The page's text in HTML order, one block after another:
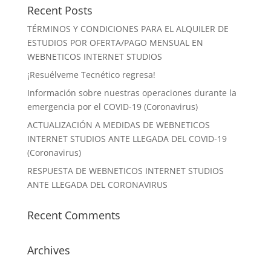
Recent Posts
TÉRMINOS Y CONDICIONES PARA EL ALQUILER DE
ESTUDIOS POR OFERTA/PAGO MENSUAL EN
WEBNETICOS INTERNET STUDIOS
¡Resuélveme Tecnético regresa!
Información sobre nuestras operaciones durante la
emergencia por el COVID-19 (Coronavirus)
ACTUALIZACIÓN A MEDIDAS DE WEBNETICOS
INTERNET STUDIOS ANTE LLEGADA DEL COVID-19
(Coronavirus)
RESPUESTA DE WEBNETICOS INTERNET STUDIOS
ANTE LLEGADA DEL CORONAVIRUS
Recent Comments
Archives